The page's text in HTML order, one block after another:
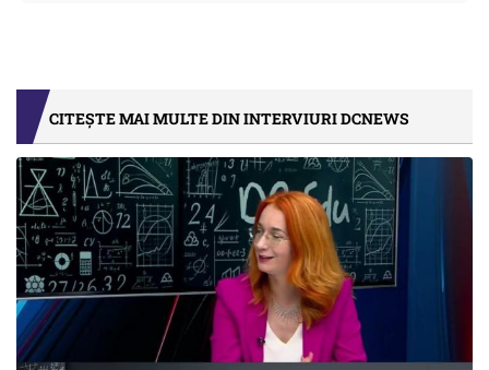
CITEȘTE MAI MULTE DIN INTERVIURI DCNEWS